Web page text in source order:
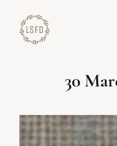
konten
30